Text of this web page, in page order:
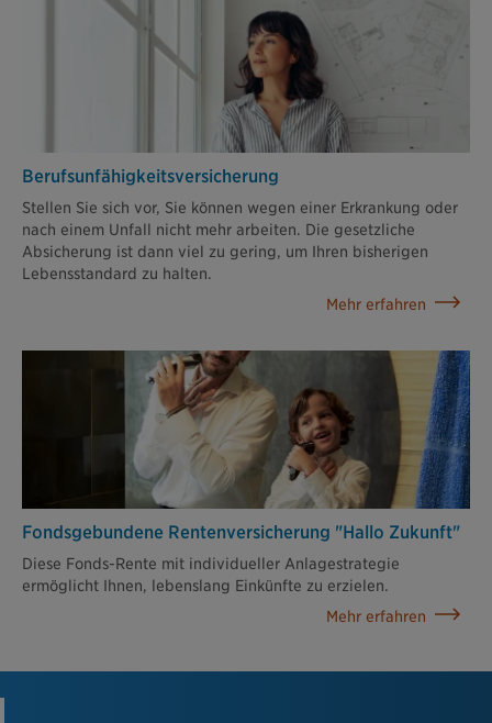
Berufsunfähigkeits­versicherung
Stellen Sie sich vor, Sie können wegen einer Erkrankung oder
nach einem Unfall nicht mehr arbeiten. Die gesetzliche
Absicherung ist dann viel zu gering, um Ihren bisherigen
Lebensstandard zu halten.
Mehr erfahren
Fondsgebundene Rentenversicherung "Hallo Zukunft"
Diese Fonds-Rente mit individueller Anlagestrategie
ermöglicht Ihnen, lebenslang Einkünfte zu erzielen.
Mehr erfahren